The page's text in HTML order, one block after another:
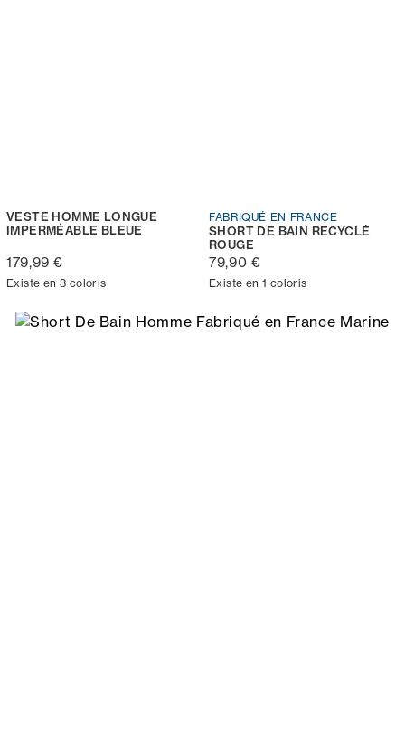
VESTE HOMME LONGUE
IMPERMÉABLE BLEUE
179,99 €
Existe en 3 coloris
FABRIQUÉ EN FRANCE
SHORT DE BAIN RECYCLÉ
ROUGE
79,90 €
Existe en 1 coloris